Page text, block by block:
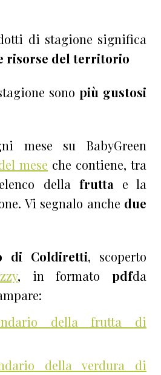
di stagione significa
risorse del territorio
sono più gustosi
mese su BabyGreen
mese che contiene, tra
dellafrutta e la
Vi segnalo anche due
di Coldiretti, scoperto
, in formatopdfda
della frutta di
della verdura di